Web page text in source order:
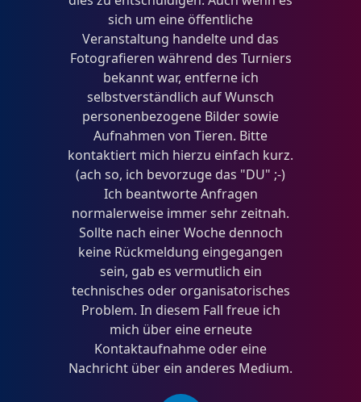
sich um eine öffentliche
Veranstaltung handelte und das
Fotografieren während des Turniers
bekannt war, entferne ich
selbstverständlich auf Wunsch
personenbezogene Bilder sowie
Aufnahmen von Tieren. Bitte
kontaktiert mich hierzu einfach kurz.
(ach so, ich bevorzuge das "DU" ;-)
Ich beantworte Anfragen
normalerweise immer sehr zeitnah.
Sollte nach einer Woche dennoch
keine Rückmeldung eingegangen
sein, gab es vermutlich ein
technisches oder organisatorisches
Problem. In diesem Fall freue ich
mich über eine erneute
Kontaktaufnahme oder eine
Nachricht über ein anderes Medium.